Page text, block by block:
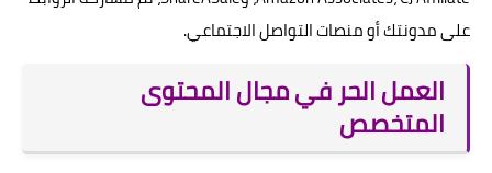
على مدونتك أو منصات التواصل الاجتماعي.
العمل الحر في مجال المحتوى
المتخصص